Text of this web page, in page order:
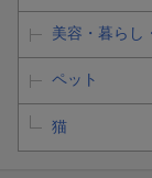
美容・暮らし
ペット
猫